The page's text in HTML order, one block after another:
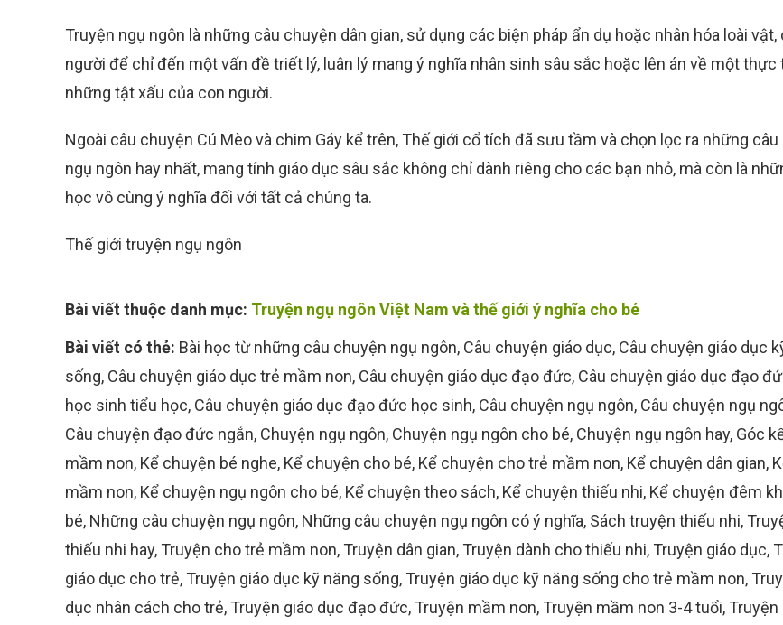
Truyện ngụ ngôn là những câu chuyện dân gian, sử dụng các biện pháp ẩn dụ hoặc nhân hóa loài vật,
người để chỉ đến một vấn đề triết lý, luân lý mang ý nghĩa nhân sinh sâu sắc hoặc lên án về một thực
những tật xấu của con người.
Ngoài câu chuyện Cú Mèo và chim Gáy kể trên, Thế giới cổ tích đã sưu tầm và chọn lọc ra những
ngụ ngôn hay nhất, mang tính giáo dục sâu sắc không chỉ dành riêng cho các bạn nhỏ, mà còn là
học vô cùng ý nghĩa đối với tất cả chúng ta.
Thế giới truyện ngụ ngôn
Bài viết thuộc danh mục: Truyện ngụ ngôn Việt Nam và thế giới ý nghĩa cho bé
Bài viết có thẻ: Bài học từ những câu chuyện ngụ ngôn, Câu chuyện giáo dục, Câu chuyện giáo dục
sống, Câu chuyện giáo dục trẻ mầm non, Câu chuyện giáo dục đạo đức, Câu chuyện giáo dục đạo
học sinh tiểu học, Câu chuyện giáo dục đạo đức học sinh, Câu chuyện ngụ ngôn, Câu chuyện ngụ
Câu chuyện đạo đức ngắn, Chuyện ngụ ngôn, Chuyện ngụ ngôn cho bé, Chuyện ngụ ngôn hay, Góc
mầm non, Kể chuyện bé nghe, Kể chuyện cho bé, Kể chuyện cho trẻ mầm non, Kể chuyện dân gian,
mầm non, Kể chuyện ngụ ngôn cho bé, Kể chuyện theo sách, Kể chuyện thiếu nhi, Kể chuyện đêm
bé, Những câu chuyện ngụ ngôn, Những câu chuyện ngụ ngôn có ý nghĩa, Sách truyện thiếu nhi,
thiếu nhi hay, Truyện cho trẻ mầm non, Truyện dân gian, Truyện dành cho thiếu nhi, Truyện giáo dục,
giáo dục cho trẻ, Truyện giáo dục kỹ năng sống, Truyện giáo dục kỹ năng sống cho trẻ mầm non,
dục nhân cách cho trẻ, Truyện giáo dục đạo đức, Truyện mầm non, Truyện mầm non 3-4 tuổi,